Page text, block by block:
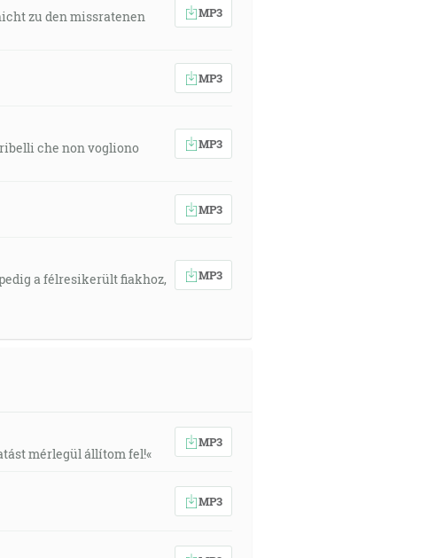
zu den missratenen
MP3
MP3
che non vogliono
MP3
MP3
a félresikerült fiakhoz,
MP3
mérlegül állítom fel!«
MP3
MP3